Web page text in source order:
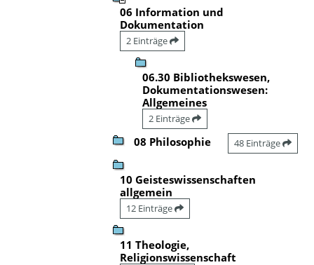
06 Information und
Dokumentation
2 Einträge
06.30 Bibliothekswesen,
Dokumentationswesen:
Allgemeines
2 Einträge
08 Philosophie 48 Einträge
10 Geisteswissenschaften
allgemein
12 Einträge
11 Theologie,
Religionswissenschaft